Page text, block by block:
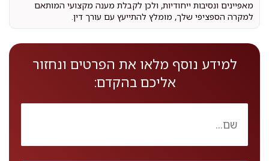
מאפיינים ונסיבות ייחודיות, ולכן לקבלת מענה מקצועי המותאם
למקרה הספציפי שלך, מומלץ להתייעץ עם עורך דין.
למידע נוסף מלאו את הפרטים ונחזור
אליכם בהקדם: